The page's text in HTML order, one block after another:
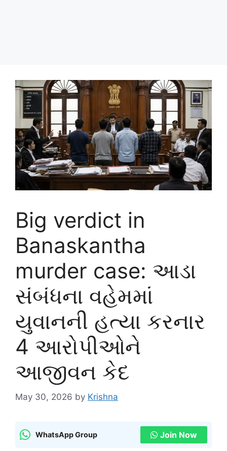
Big verdict in
Banaskantha
murder case: આડા
સંબંધના વહેમમાં
યુવાનની હત્યા કરનાર
4 આરોપીઓને
આજીવન કેદ
May 30, 2026 by Krishna
WhatsApp Group Join Now